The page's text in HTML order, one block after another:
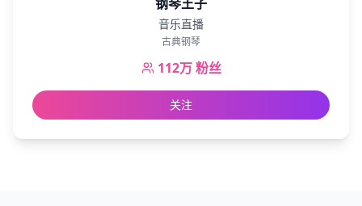
音乐直播
古典钢琴
112万粉丝
关注